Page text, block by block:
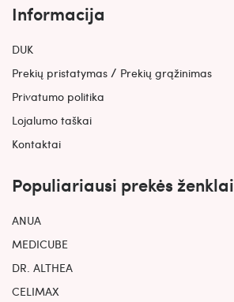
Informacija
DUK
Prekių pristatymas / Prekių grąžinimas
Privatumo politika
Lojalumo taškai
Kontaktai
Populiariausi prekės ženklai
ANUA
MEDICUBE
DR. ALTHEA
CELIMAX